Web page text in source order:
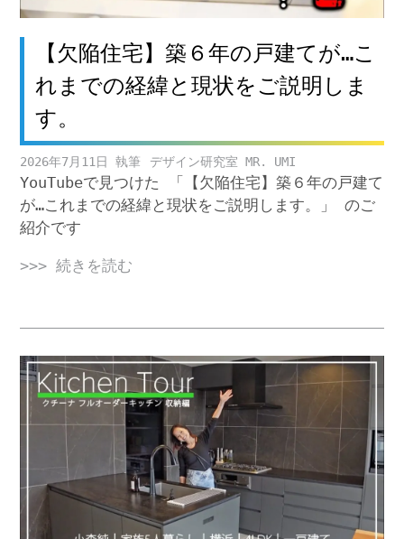
【欠陥住宅】築６年の戸建てが…こ
れまでの経緯と現状をご説明しま
す。
2026年7月11日 デザイン研究室 MR. UMI
YouTubeで見つけた 「【欠陥住宅】築６年の戸建て
が…これまでの経緯と現状をご説明します。」 のご
紹介です
>>> 続きを読む